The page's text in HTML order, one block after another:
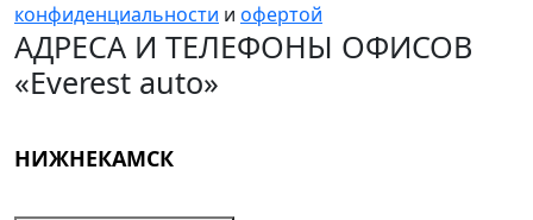
конфиденциальности и офертой
АДРЕСА И ТЕЛЕФОНЫ ОФИСОВ
«Everest auto»
НИЖНЕКАМСК